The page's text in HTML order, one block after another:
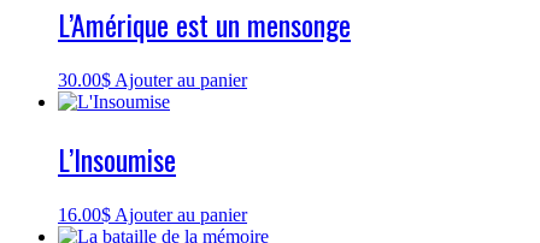
L’Amérique est un mensonge
30.00$ Ajouter au panier
L’Insoumise
16.00$ Ajouter au panier